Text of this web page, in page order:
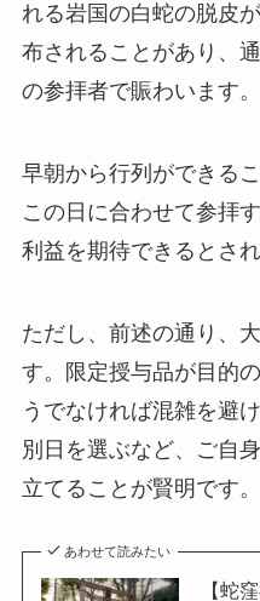
れる岩国の白蛇の脱皮
布されることがあり、
の参拝者で賑わいます。
早朝から行列ができる
この日に合わせて参拝
利益を期待できるとされ
ただし、前述の通り、
す。限定授与品が目的
うでなければ混雑を避
別日を選ぶなど、ご自
立てることが賢明です。
あわせて読みたい
【蛇